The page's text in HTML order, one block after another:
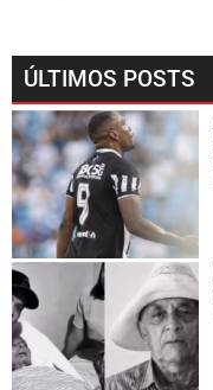
ÚLTIMOS POSTS